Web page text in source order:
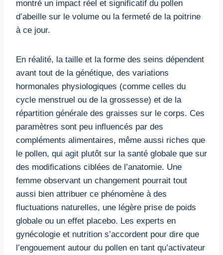
montré un impact réel et significatif du pollen
d’abeille sur le volume ou la fermeté de la poitrine
à ce jour.
En réalité, la taille et la forme des seins dépendent
avant tout de la génétique, des variations
hormonales physiologiques (comme celles du
cycle menstruel ou de la grossesse) et de la
répartition générale des graisses sur le corps. Ces
paramètres sont peu influencés par des
compléments alimentaires, même aussi riches que
le pollen, qui agit plutôt sur la santé globale que sur
des modifications ciblées de l’anatomie. Une
femme observant un changement pourrait tout
aussi bien attribuer ce phénomène à des
fluctuations naturelles, une légère prise de poids
globale ou un effet placebo. Les experts en
gynécologie et nutrition s’accordent pour dire que
l’engouement autour du pollen en tant qu’activateur